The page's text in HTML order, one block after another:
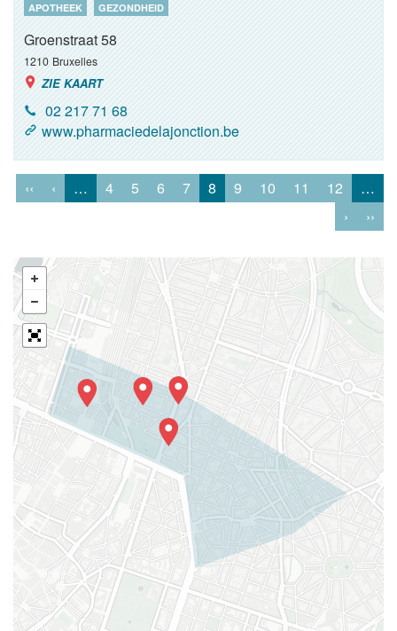
APOTHEEK GEZONDHEID
Groenstraat 58
1210 Bruxelles
ZIE KAART
02 217 71 68
www.pharmaciedelajonction.be
‹‹ ‹ … 4 5 6 7 8 9 10 11 12
…
›
››